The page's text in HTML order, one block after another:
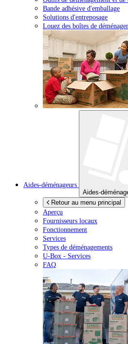
Bande adhésive d'emballage
Solutions d'entreposage
Louez des boîtes de
Aides-déménageurs
Aides-
Retour au menu principal
Aperçu
Fournisseurs locaux
Fonctionnement
Services
Types de déménagements
U-Box - Services
FAQ